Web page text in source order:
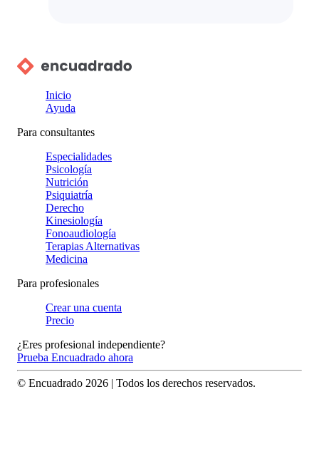
Inicio
Ayuda
Para consultantes
Especialidades
Psicología
Nutrición
Psiquiatría
Derecho
Kinesiología
Fonoaudiología
Terapias Alternativas
Medicina
Para profesionales
Crear una cuenta
Precio
¿Eres profesional independiente?
Prueba Encuadrado ahora
© Encuadrado 2026 | Todos los derechos reservados.